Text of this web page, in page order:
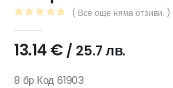
( Все още няма отзиви. )
13.14€ / 25.7 лв.
8 бр Код 61903